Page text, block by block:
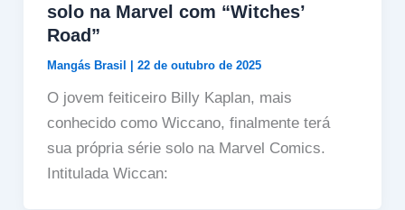
solo na Marvel com “Witches’
Road”
Mangás Brasil 22 de outubro de 2025
O jovem feiticeiro Billy Kaplan, mais
conhecido como Wiccano, finalmente terá
sua própria série solo na Marvel Comics.
Intitulada Wiccan: